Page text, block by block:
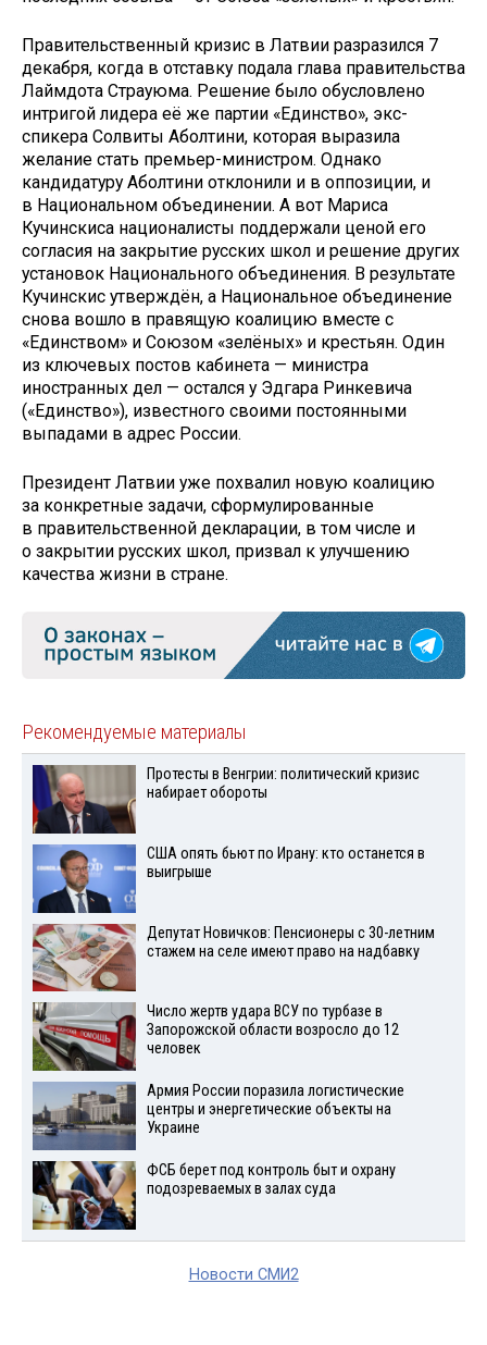
Правительственный кризис в Латвии разразился 7
декабря, когда в отставку подала глава правительства
Лаймдота Страуюма. Решение было обусловлено
интригой лидера её же партии «Единство», экс-
спикера Солвиты Аболтини, которая выразила
желание стать премьер-министром. Однако
кандидатуру Аболтини отклонили и в оппозиции, и
в Национальном объединении. А вот Мариса
Кучинскиса националисты поддержали ценой его
согласия на закрытие русских школ и решение других
установок Национального объединения. В результате
Кучинскис утверждён, а Национальное объединение
снова вошло в правящую коалицию вместе с
«Единством» и Союзом «зелёных» и крестьян. Один
из ключевых постов кабинета — министра
иностранных дел — остался у Эдгара Ринкевича
(«Единство»), известного своими постоянными
выпадами в адрес России.
Президент Латвии уже похвалил новую коалицию
за конкретные задачи, сформулированные
в правительственной декларации, в том числе и
о закрытии русских школ, призвал к улучшению
качества жизни в стране.
Рекомендуемые материалы
Протесты в Венгрии: политический кризис
набирает обороты
США опять бьют по Ирану: кто останется в
выигрыше
Депутат Новичков: Пенсионеры с 30-летним
стажем на селе имеют право на надбавку
Число жертв удара ВСУ по турбазе в
Запорожской области возросло до 12
человек
Армия России поразила логистические
центры и энергетические объекты на
Украине
ФСБ берет под контроль быт и охрану
подозреваемых в залах суда
Новости СМИ2